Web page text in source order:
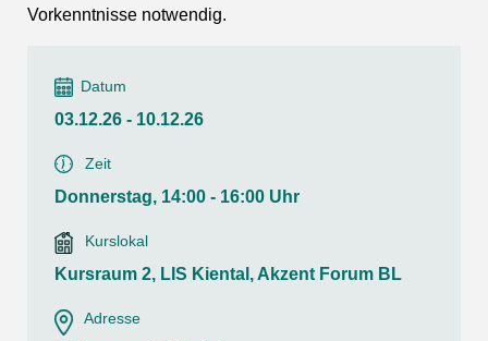
Vorkenntnisse notwendig.
Datum
03.12.26 - 10.12.26
Zeit
Donnerstag, 14:00 - 16:00 Uhr
Kurslokal
Kursraum 2, LIS Kiental, Akzent Forum BL
Adresse